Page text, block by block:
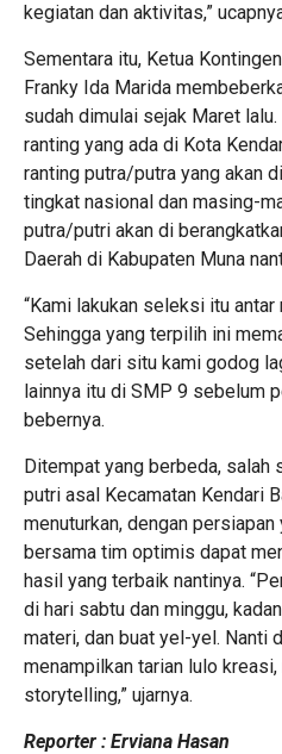
kegiatan dan aktivitas,”
Sementara itu, Ketua
Franky Ida Marida
sudah dimulai sejak Maret
ranting yang ada di Kota
ranting putra/putra yang akan
tingkat nasional dan masing-
putra/putri akan di
Daerah di Kabupaten Muna
“Kami lakukan seleksi itu
Sehingga yang terpilih ini
setelah dari situ kami godog
lainnya itu di SMP 9 sebelum
bebernya.
Ditempat yang berbeda, salah
putri asal Kecamatan Kendari
menuturkan, dengan
bersama tim optimis dapat
hasil yang terbaik nantinya.
di hari sabtu dan minggu,
materi, dan buat yel-yel. Nanti
menampilkan tarian lulo
storytelling,” ujarnya.
Reporter : Erviana Hasan